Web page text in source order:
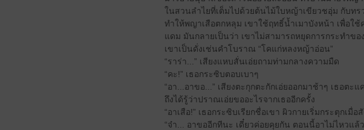
ในสวนลำไยที่เต็มไปด้วยต้นไม้ใบหญ้าเขียวชอุ่ม กับท
ทำให้พญาเสือตกหลุม เขาใช้ฤทธิ์น้ำเมาบังหน้า เพื่อใ
แดม มันกลายเป็นว่า เขาไม่สามารถหยุดการกระทำข
เขาเป็นดั่งเช่นคำโบราณ “โคแก่หลงหญ้าอ่อน”
“ราร่า...” เสียงแหบสั่นเอ่ยถามท่ามกลางความมืด
“คะ!” เธอกระซิบตอบเบาๆ
“อา...อาขอ...” เสียงตะกุกตะกักเอ่ยออกมาช้าๆ เธอตะ
ถึงได้รู้ว่าปราณเอ่ยขออะไรจากเธออีกครั้ง
“อาเสือ!” เธอกระซิบเรียกชื่อเขา ผิวกายเริ่มกระตุกเ
“จ๋า... อาขออีกทีนะ เดี๋ยวค่อยคุยกัน ตอนนี้อาไม่ไหวแล้